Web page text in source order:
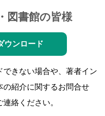
図書館の皆様
ウンロード
できない場合や、著者イン
の紹介に関するお問合せ
絡ください。